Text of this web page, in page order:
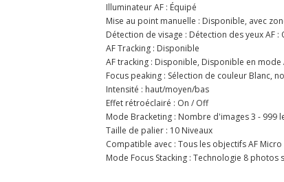
Illuminateur AF : Équipé
Mise au point manuelle : Disponible, avec
Détection de visage : Détection des yeux AF
AF Tracking : Disponible
AF tracking : Disponible, Disponible en mode
Focus peaking : Sélection de couleur Blanc,
Intensité : haut/moyen/bas
Effet rétroéclairé : On / Off
Mode Bracketing : Nombre d'images 3 - 999
Taille de palier : 10 Niveaux
Compatible avec : Tous les objectifs AF
Mode Focus Stacking : Technologie 8